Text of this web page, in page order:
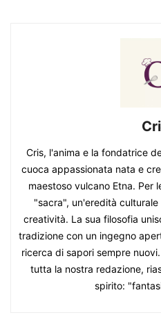
Cris, l'anima e la fondatrice
cuoca appassionata nata e
maestoso vulcano Etna. Per
"sacra", un'eredità
creatività. La sua filosofia
tradizione con un ingegno
ricerca di sapori sempre
tutta la nostra redazione,
spirito: